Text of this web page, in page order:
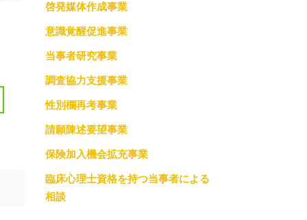
保険加入機会拡充事業
臨床心理士資格を持つ当事者による相談
啓発媒体作成事業
意識覚醒促進事業
当事者研究事業
調査協力支援事業
性別欄再考事業
請願陳述要望事業
保険加入機会拡充事業
臨床心理士資格を持つ当事者による
相談